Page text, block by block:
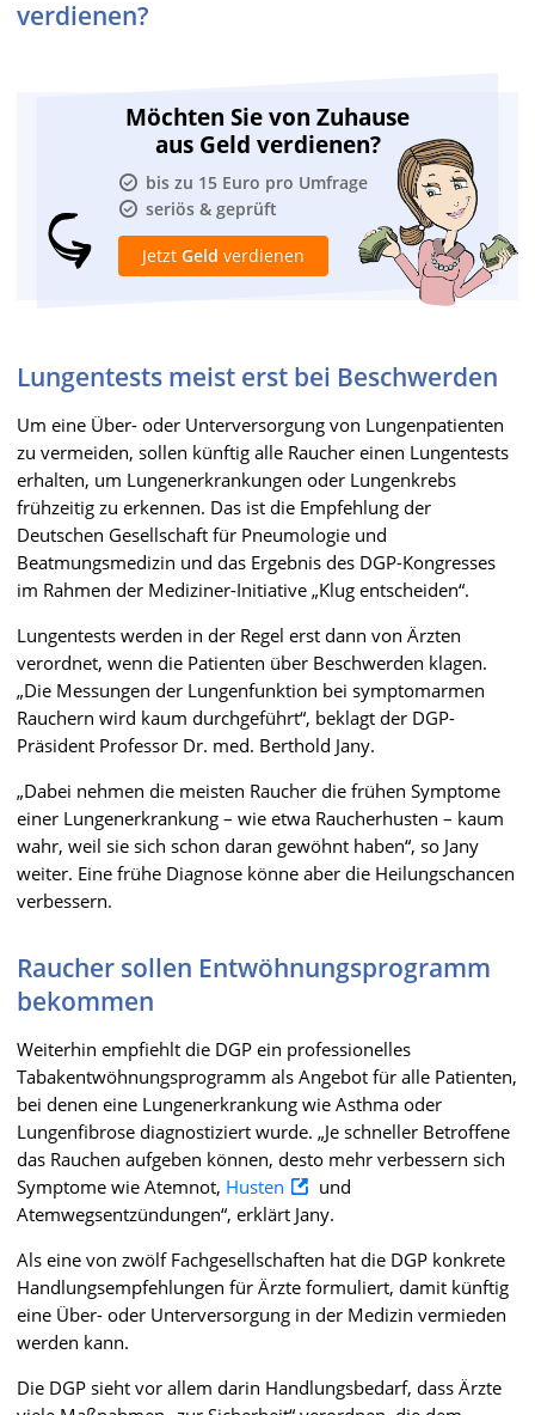
verdienen?
Möchten Sie von Zuhause
aus Geld verdienen?
bis zu 15 Euro pro Umfrage
seriös & geprüft
Jetzt Geld verdienen
Lungentests meist erst bei Beschwerden
Um eine Über- oder Unterversorgung von Lungenpatienten
zu vermeiden, sollen künftig alle Raucher einen Lungentests
erhalten, um Lungenerkrankungen oder Lungenkrebs
frühzeitig zu erkennen. Das ist die Empfehlung der
Deutschen Gesellschaft für Pneumologie und
Beatmungsmedizin und das Ergebnis des DGP-Kongresses
im Rahmen der Mediziner-Initiative „Klug entscheiden“.
Lungentests werden in der Regel erst dann von Ärzten
verordnet, wenn die Patienten über Beschwerden klagen.
„Die Messungen der Lungenfunktion bei symptomarmen
Rauchern wird kaum durchgeführt“, beklagt der DGP-
Präsident Professor Dr. med. Berthold Jany.
„Dabei nehmen die meisten Raucher die frühen Symptome
einer Lungenerkrankung – wie etwa Raucherhusten – kaum
wahr, weil sie sich schon daran gewöhnt haben“, so Jany
weiter. Eine frühe Diagnose könne aber die Heilungschancen
verbessern.
Raucher sollen Entwöhnungsprogramm
bekommen
Weiterhin empfiehlt die DGP ein professionelles
Tabakentwöhnungsprogramm als Angebot für alle Patienten,
bei denen eine Lungenerkrankung wie Asthma oder
Lungenfibrose diagnostiziert wurde. „Je schneller Betroffene
das Rauchen aufgeben können, desto mehr verbessern sich
Symptome wie Atemnot, Husten
und
Atemwegsentzündungen“, erklärt Jany.
Als eine von zwölf Fachgesellschaften hat die DGP konkrete
Handlungsempfehlungen für Ärzte formuliert, damit künftig
eine Über- oder Unterversorgung in der Medizin vermieden
werden kann.
Die DGP sieht vor allem darin Handlungsbedarf, dass Ärzte